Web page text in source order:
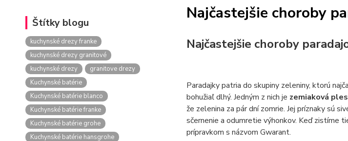
Štítky blogu
kuchynské drezy franke
kuchynské drezy granitové
kuchynské drezy
granitove drezy
Kuchynské batérie
Kuchynské batérie blanco
Kuchynské batérie franke
Kuchynské batérie grohe
Kuchynské batérie hansgrohe
Najčastejšie choroby
Najčastejšie choroby
Paradajky patria do skupiny zeleniny, ktorú
bohužiaľ dlhý. Jedným z nich je zemiaková
že zelenina za pár dní zomrie. Jej príznaky sú
sčernenie a odumretie výhonkov. Keď zistíme
prípravkom s názvom Gwarant.